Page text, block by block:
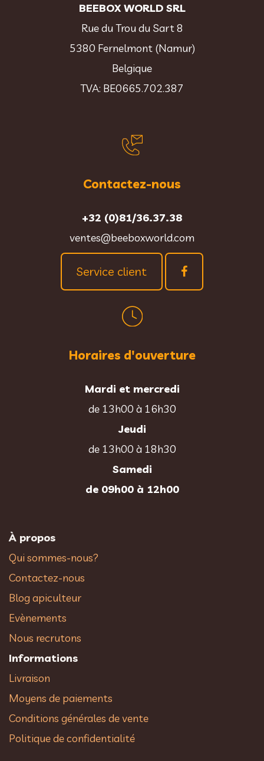
BEEBOX WORLD SRL
Rue du Trou du Sart 8
5380 Fernelmont (Namur)
Belgique
TVA: BE0665.702.387
Contactez-nous
+32 (0)81/36.37.38
ventes@beeboxworld.com
Service client
Horaires d'ouverture
Mardi et mercredi
de 13h00 à 16h30
Jeudi
de 13h00 à 18h30
Samedi
de 09h00 à 12h00
À propos
Qui sommes-nous?
Contactez-nous
Blog apiculteur
Evènements
Nous recrutons
Informations
Livraison
Moyens de paiements
Conditions générales de vente
Politique de confidentialité